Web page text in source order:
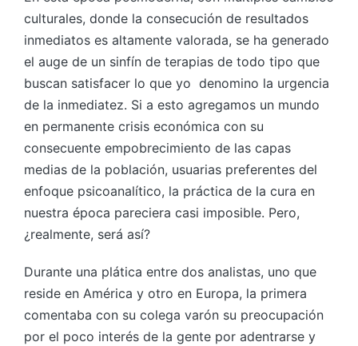
culturales, donde la consecución de resultados
inmediatos es altamente valorada, se ha generado
el auge de un sinfín de terapias de todo tipo que
buscan satisfacer lo que yo denomino la urgencia
de la inmediatez. Si a esto agregamos un mundo
en permanente crisis económica con su
consecuente empobrecimiento de las capas
medias de la población, usuarias preferentes del
enfoque psicoanalítico, la práctica de la cura en
nuestra época pareciera casi imposible. Pero,
¿realmente, será así?
Durante una plática entre dos analistas, uno que
reside en América y otro en Europa, la primera
comentaba con su colega varón su preocupación
por el poco interés de la gente por adentrarse y